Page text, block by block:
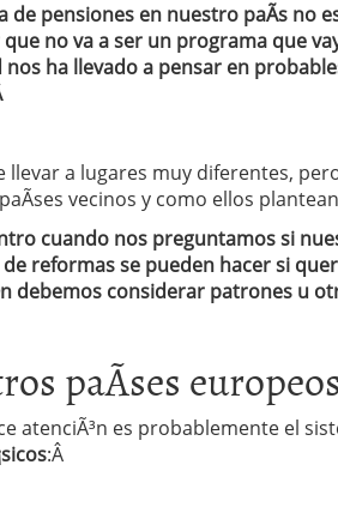
Que Deben Saber los Traders
baja mÃ©dica cuando trabajas por
de pensiones en nuestro paÃ­s no
que no va a ser un programa que
ha llevado a pensar en
a lugares muy diferentes,
vecinos y como ellos
cuando nos preguntamos si
reformas se pueden hacer si
debemos considerar patrones u
paÃ­ses
atenciÃ³n es probablemente el
:Â